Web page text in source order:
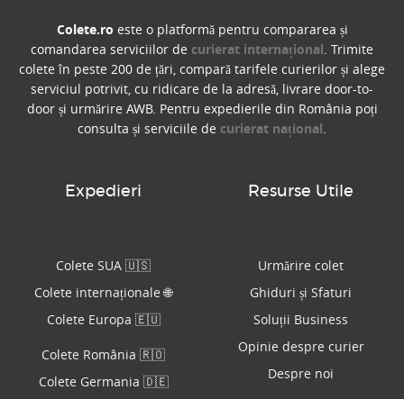
Colete.ro este o platformă pentru compararea și
comandarea serviciilor de curierat internațional. Trimite
colete în peste 200 de țări, compară tarifele curierilor și alege
serviciul potrivit, cu ridicare de la adresă, livrare door-to-
door și urmărire AWB. Pentru expedierile din România poți
consulta și serviciile de curierat național.
Expedieri
Colete SUA 🇺🇸
Colete internaționale 🌐
Colete Europa 🇪🇺
Colete România 🇷🇴
Colete Germania 🇩🇪
Resurse Utile
Urmărire colet
Ghiduri și Sfaturi
Soluții Business
Opinie despre curier
Despre noi